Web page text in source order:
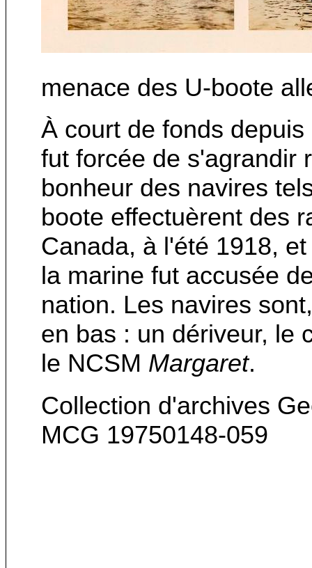
menace des U-boote
À court de fonds
fut forcée de s'agrandir
bonheur des navires
boote effectuèrent des
Canada, à l'été 1918,
la marine fut accusée
nation. Les navires
en bas : un dériveur, le
le NCSM Margaret.
Collection d'archives
MCG 19750148-059